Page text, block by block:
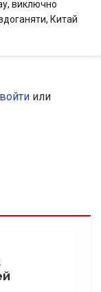
виключно
Китай
войти или